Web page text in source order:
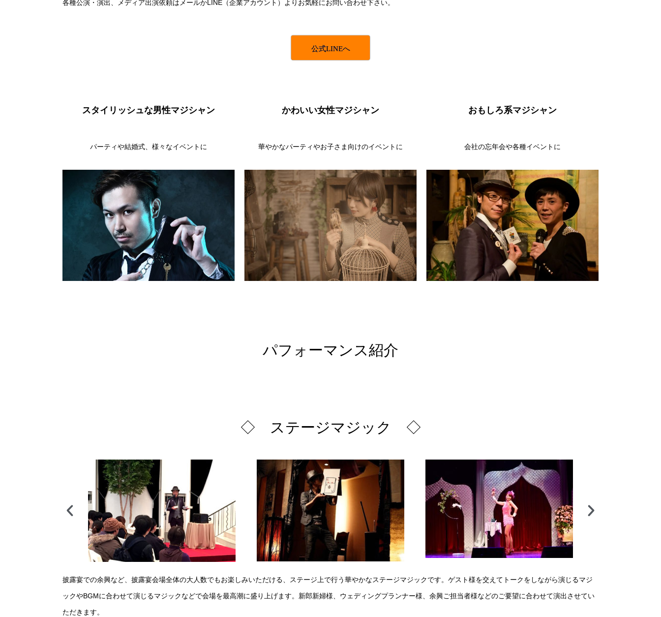
各種公演・演出、メディア出演依頼はメールかLINE（企業アカウント）よりお気軽にお問い合わせ下さい。
公式LINEへ
スタイリッシュな男性マジシャン
パーティや結婚式、様々なイベントに
かわいい女性マジシャン
華やかなパーティやお子さま向けのイベントに
おもしろ系マジシャン
会社の忘年会や各種イベントに
パフォーマンス紹介
◇ ステージマジック ◇
披露宴での余興など、披露宴会場全体の大人数でもお楽しみいただける、ステージ上で行う華やかなステージマジックです。ゲスト様を交えてトークをしながら演じるマジ
ックやBGMに合わせて演じるマジックなどで会場を最高潮に盛り上げます。新郎新婦様、ウェディングプランナー様、余興ご担当者様などのご要望に合わせて演出させてい
ただきます。